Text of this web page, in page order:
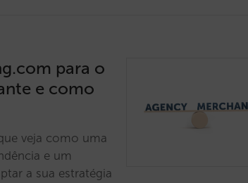
para o
e como
veja como uma
e um
a sua estratégia